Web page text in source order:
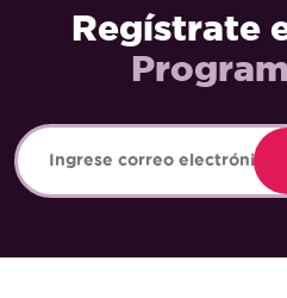
Regístrate